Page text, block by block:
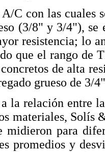
A/C con las cuales
(3/8" y 3/4"), se
resistencia; lo
que el rango de
de alta
grueso de 3/
a la relación entre
materiales, Solís
midieron para
promedios y